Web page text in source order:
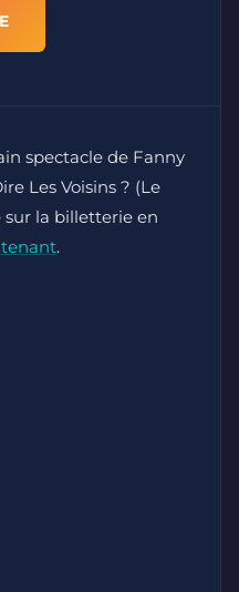
spectacle de Fanny
Les Voisins ? (Le
la billetterie en
.